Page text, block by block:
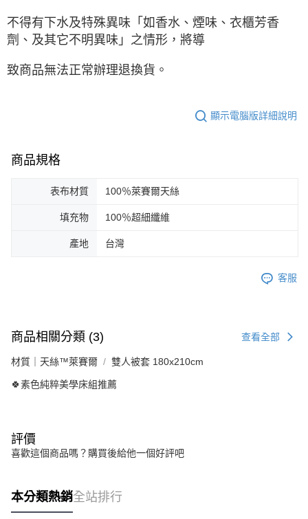
不得有下水及特殊異味「如香水、煙味、衣櫃芳香
劑、及其它不明異味」之情形，將導
致商品無法正常辦理退換貨。
顯示電腦版詳細說明
商品規格
表布材質 100％萊賽爾天絲
填充物 100％超細纖維
產地 台灣
客服
商品相關分類 (3) 查看全部
材質｜天絲™萊賽爾 雙人被套 180x210cm
🍀素色純粹美學床組推薦
評價
喜歡這個商品嗎？購買後給他一個好評吧
本分類熱銷全站排行